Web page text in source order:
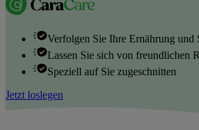
Verfolgen Sie Ihre Ernährung und
Lassen Sie sich von freundlichen
Speziell auf Sie zugeschnitten
Jetzt loslegen